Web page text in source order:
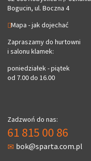
Bogucin, ul. Boczna 4
Mapa - jak dojechać
Zapraszamy do hurtowni
i salonu klamek:
poniedziałek - piątek
od 7.00 do 16.00
Zadzwoń do nas:
61 815 00 86
bok@sparta.com.pl